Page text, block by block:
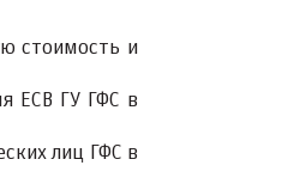
стоимость и
ЕСВ ГУ ГФС в
лиц ГФС в